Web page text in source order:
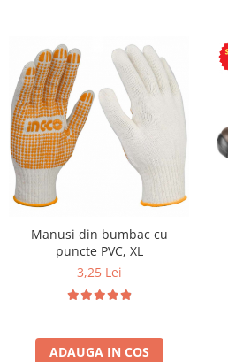
Manusi din bumbac cu
puncte PVC, XL
3,25 Lei
ADAUGA IN COS